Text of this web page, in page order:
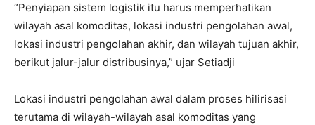
“Penyiapan sistem logistik itu harus memperhatikan
wilayah asal komoditas, lokasi industri pengolahan awal,
lokasi industri pengolahan akhir, dan wilayah tujuan akhir,
berikut jalur-jalur distribusinya,” ujar Setiadji
Lokasi industri pengolahan awal dalam proses hilirisasi
terutama di wilayah-wilayah asal komoditas yang